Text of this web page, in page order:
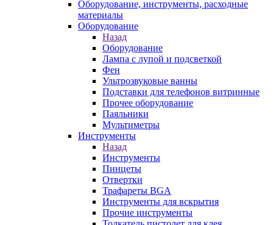
Оборудование, инструменты, расходные
материалы
Оборудование
Назад
Оборудование
Лампа с лупой и подсветкой
Фен
Ультрозвуковые ванны
Подставки для телефонов витринные
Прочее оборудование
Паяльники
Мультиметры
Инструменты
Назад
Инструменты
Пинцеты
Отвертки
Трафареты BGA
Инструменты для вскрытия
Прочие инструменты